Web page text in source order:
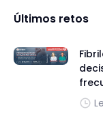
Últimos retos